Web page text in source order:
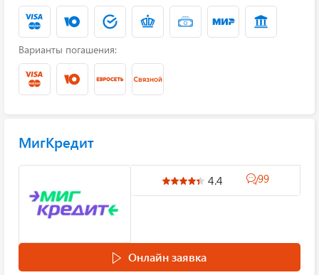
Варианты погашения:
МигКредит
4.4 99
Онлайн заявка